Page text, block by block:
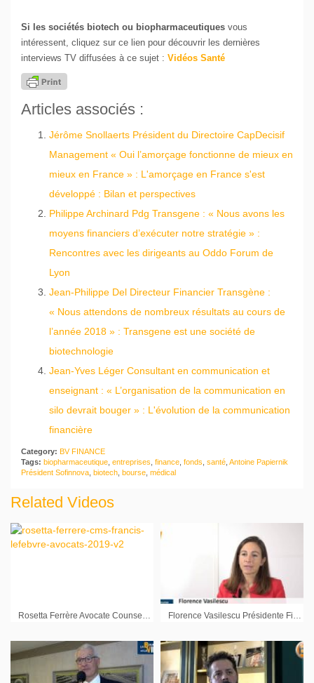
Si les sociétés biotech ou biopharmaceutiques vous
intéressent, cliquez sur ce lien pour découvrir les dernières
interviews TV diffusées à ce sujet : Vidéos Santé
Articles associés :
Jérôme Snollaerts Président du Directoire CapDecisif
Management « Oui l’amorçage fonctionne de mieux en
mieux en France » : L'amorçage en France s'est
développé : Bilan et perspectives
Philippe Archinard Pdg Transgene : « Nous avons les
moyens financiers d’exécuter notre stratégie » :
Rencontres avec les dirigeants au Oddo Forum de
Lyon
Jean-Philippe Del Directeur Financier Transgène :
« Nous attendons de nombreux résultats au cours de
l’année 2018 » : Transgene est une société de
biotechnologie
Jean-Yves Léger Consultant en communication et
enseignant : « L’organisation de la communication en
silo devrait bouger » : L'évolution de la communication
financière
Category: BV FINANCE
Tags: biopharmaceutique entreprises finance fonds santé Antoine Papiernik
Président Sofinnova biotech bourse médical
Related Videos
Rosetta Ferrère Avocate Counsel CMS Francis Lefebvre Avocats Florence Vasilescu Présidente FirmFunding : « On ne devient pas une ETI si on a pas les financements pour grossir »